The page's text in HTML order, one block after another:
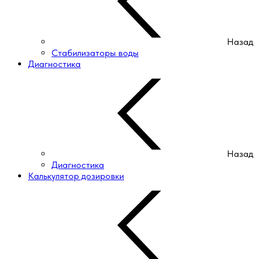
Назад
Стабилизаторы воды
Диагностика
Назад
Диагностика
Калькулятор дозировки